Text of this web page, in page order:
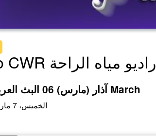
Radio CWR راديو مياه الراحة
آذار (مارس) 06 البث العربي 2024 March
الخميس، 7 مارس 2024